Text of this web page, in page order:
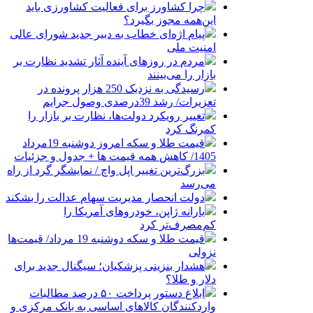
چرا کشاورز برای فعالیت کشاورزی باید
این‌همه مجوز بگیرد؟
پیام اژه‌ای خطاب به دبیر جدید شورای عالی
امنیت ملی
مردم در روزهای آینده آثار تشدید نظارت بر
بازار را می‌بینند
رسیدگی به نزدیک 250 هزار پرونده در
تعزیرات/ رشد 39درصدی وصول جرایم
تغییر رویکرد دولت‌ها، نظارت بر بازار را
کمرنگ کرد
قیمت طلا و سکه امروز دوشنبه 19مرداد
1405/ کاهش همه قیمت ها + جدول و جزئیات
بزرگ‌ترین تغییر اپل واچ / نمایشگر گرد از راه
می‌رسد
دولت انحصار مدیریت سهام عدالت را بشکند
یارانه ژاپن، خودروهای آمریکا را
کم‌مصرف‌تر کرد
قیمت طلا و سکه دوشنبه 19 مرداد/ قیمت‌ها
نزولی
هشدار بنزینی پزشکیان؛ سیگنال جدید برای
دلار و طلا؟
ابلاغ دستور پرداخت ۵۰ درصد مطالبات
واردکنندگان کالاهای اساسی به بانک مرکزی و